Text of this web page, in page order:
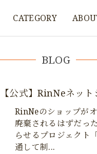
CATEGORY
BLOG
公式】RinNeネット
RinNeのショップが
廃棄されるはずだっ
らせるプロジェクト
通して制...